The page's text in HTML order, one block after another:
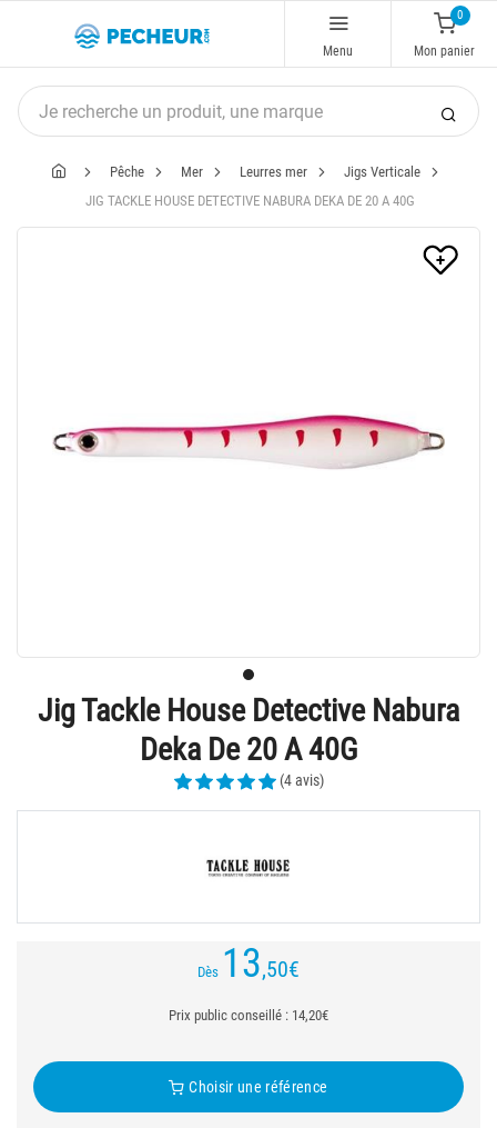
Menu
0
Mon panier
Pêche Mer Leurres mer
Jigs Verticale
JIG TACKLE HOUSE DETECTIVE NABURA DEKA DE 20 A 40G
Jig Tackle House Detective Nabura
Deka De 20 A 40G
(4 avis)
Dès 13,50€
Prix public conseillé : 14,20€
Choisir une référence